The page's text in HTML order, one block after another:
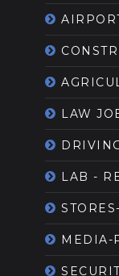
LAW
LAB -
MEDIA-